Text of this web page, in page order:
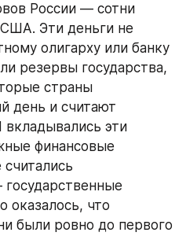
России — сотни
Эти деньги не
олигарху или банку
резервы государства,
страны
день и считают
эти
финансовые
оказалось, что
были ровно до первого